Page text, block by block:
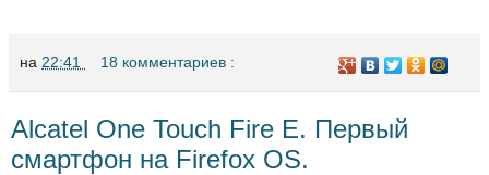
на 22:41 18 комментариев :
Alcatel One Touch Fire E. Первый
смартфон на Firefox OS.